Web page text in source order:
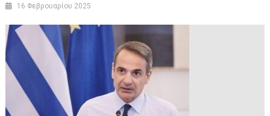
16 Φεβρουαρίου 2025